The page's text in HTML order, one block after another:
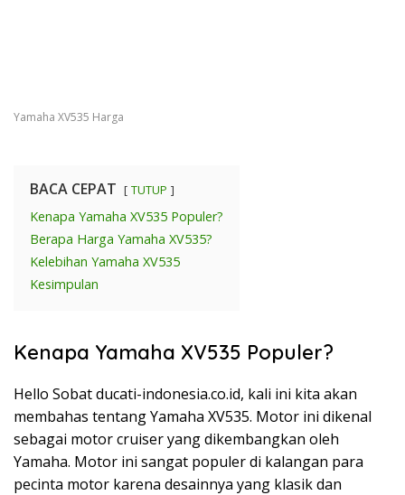
Yamaha XV535 Harga
BACA CEPAT TUTUP
Kenapa Yamaha XV535 Populer?
Berapa Harga Yamaha XV535?
Kelebihan Yamaha XV535
Kesimpulan
Kenapa Yamaha XV535 Populer?
Hello Sobat ducati-indonesia.co.id, kali ini kita akan
membahas tentang Yamaha XV535. Motor ini dikenal
sebagai motor cruiser yang dikembangkan oleh
Yamaha. Motor ini sangat populer di kalangan para
pecinta motor karena desainnya yang klasik dan